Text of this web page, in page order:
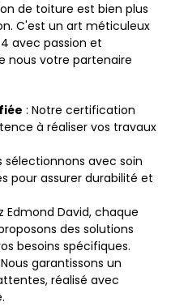
de toiture est bien plus
C'est un art méticuleux
avec passion et
nous votre partenaire
: Notre certification
à réaliser vos travaux
sélectionnons avec soin
pour assurer durabilité et
Edmond David, chaque
des solutions
besoins spécifiques.
garantissons un
réalisé avec